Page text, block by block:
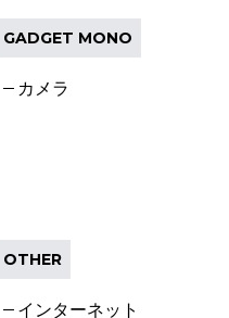
GADGET MONO
カメラ
OTHER
インターネット